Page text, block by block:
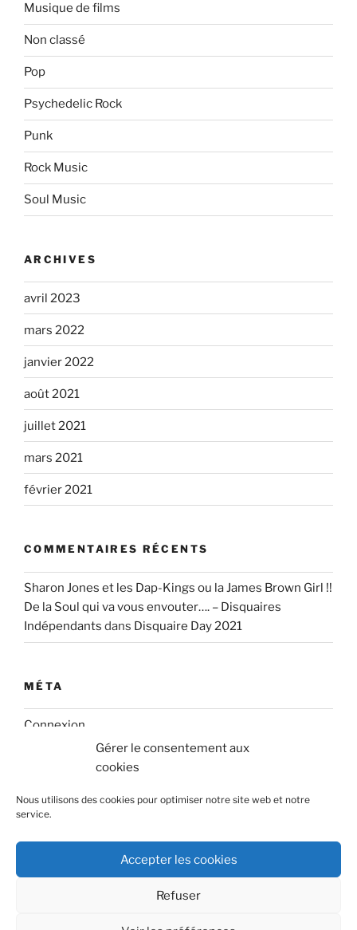
Gérer le consentement aux
cookies
Nous utilisons des cookies pour optimiser notre site web et notre
service.
Accepter les cookies
Refuser
Musique de films
Non classé
Pop
Psychedelic Rock
Punk
Rock Music
Soul Music
ARCHIVES
avril 2023
mars 2022
janvier 2022
août 2021
juillet 2021
mars 2021
février 2021
COMMENTAIRES RÉCENTS
Sharon Jones et les Dap-Kings ou la James Brown Girl !!
De la Soul qui va vous envouter…. – Disquaires
Indépendants dans Disquaire Day 2021
MÉTA
Connexion
Flux des publications
Site de WordPress-FR